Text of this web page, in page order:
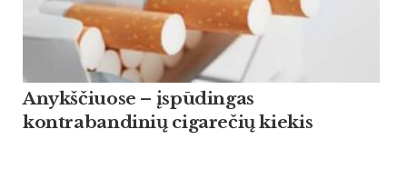
Anykščiuose – įspūdingas
kontrabandinių cigarečių kiekis